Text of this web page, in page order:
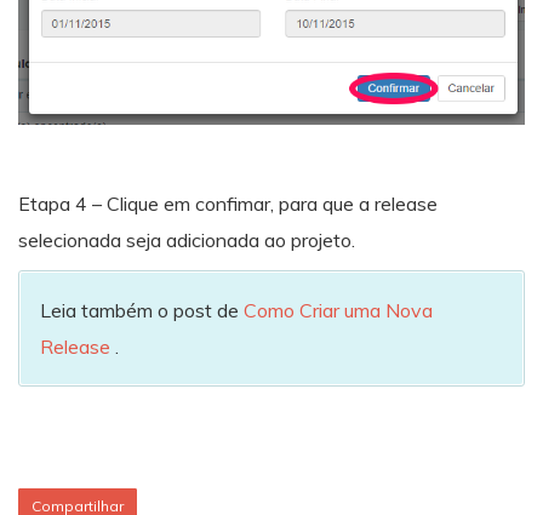
Etapa 4 – Clique em confimar, para que a release
selecionada seja adicionada ao projeto.
Leia também o post de Como Criar uma Nova
Release .
Compartilhar